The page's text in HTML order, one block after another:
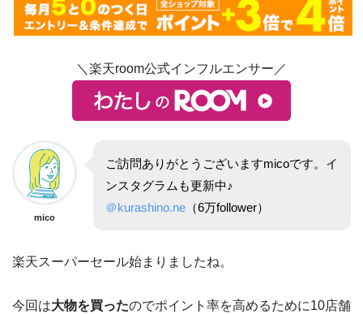
＼楽天room公式インフルエンサー／
mico
ご訪問ありがとうございますmicoです。イ
ンスタグラムも更新中♪
＠kurashino.ne （6万follower）
楽天スーパーセール始まりましたね。
今回は大物を買ったのでポイント率を高めるために10店舗